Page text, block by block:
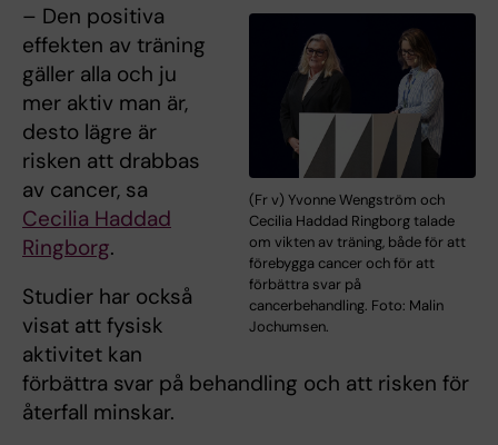
(Fr v) Yvonne Wengström och
Cecilia Haddad Ringborg talade
om vikten av träning, både för att
förebygga cancer och för att
förbättra svar på
cancerbehandling. Foto: Malin
Jochumsen.
– Den positiva
effekten av träning
gäller alla och ju
mer aktiv man är,
desto lägre är
risken att drabbas
av cancer, sa
Cecilia Haddad
Ringborg.
Studier har också
visat att fysisk
aktivitet kan
förbättra svar på behandling och att risken för
återfall minskar.